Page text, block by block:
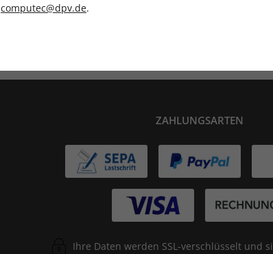
ZAHLUNGSARTEN
Ihre Daten werden SSL-verschlüsselt und
computec@dpv.de.